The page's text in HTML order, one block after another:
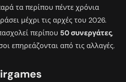
τα περίπου πέντε χρόνια
μέχρι τις αρχές του 2026.
περίπου 50 συνεργάτες,
επηρεάζονται από τις αλλαγές.